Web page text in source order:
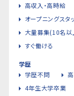
高収入・高時給
オープニングスタ
大量募集(10名以
すぐ働ける
学歴
学歴不問
4年生大学卒業